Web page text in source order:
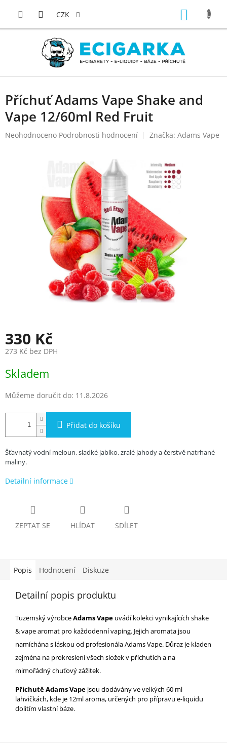
CZK
Příchuť Adams Vape Shake and
Vape 12/60ml Red Fruit
Průměrné
Neohodnoceno Podrobnosti hodnocení Značka: Adams Vape
330 Kč
273 Kč bez DPH
cena:
Skladem
Můžeme doručit do: 11.8.2026
Přidat do košíku
Šťavnatý vodní meloun, sladké jablko, zralé jahody a čerstvě natrhané
maliny.
Detailní informace
ZEPTAT SE HLÍDAT SDÍLET
Popis Hodnocení Diskuze
Detailní popis produktu
Tuzemský výrobceAdams Vape uvádí kolekci vynikajících shake
& vape aromat pro každodenní vaping. Jejich aromata jsou
namíchána s láskou od profesionála Adams Vape. Důraz je kladen
zejména na prokreslení všech složek v příchutích a na
mimořádný chuťový zážitek.
Příchutě Adams Vape jsou dodávány ve velkých 60 ml
lahvičkách, kde je 12ml aroma, určených pro přípravu e-liquidu
dolitím vlastní báze.